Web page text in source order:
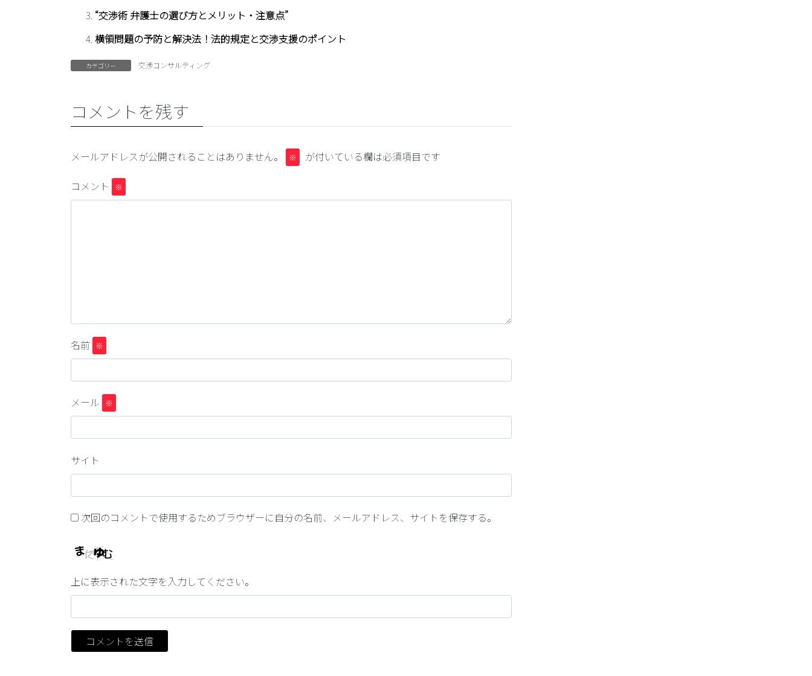
“交渉術 弁護士の選び方とメリット・注意点”
横領問題の予防と解決法！法的規定と交渉支援のポイント
カテゴリー 交渉コンサルティング
コメントを残す
メールアドレスが公開されることはありません。 ※ が付いている欄は必須項目です
コメント ※
名前 ※
メール ※
サイト
次回のコメントで使用するためブラウザーに自分の名前、メールアドレス、サイトを保存する。
上に表示された文字を入力してください。